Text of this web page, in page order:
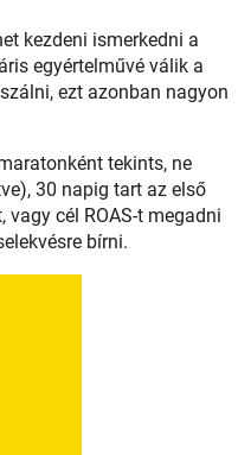
kezdeni ismerkedni a
egyértelművé válik a
ezt azonban nagyon
tekints, ne
30 napig tart az első
vagy cél ROAS-t megadni
bírni.